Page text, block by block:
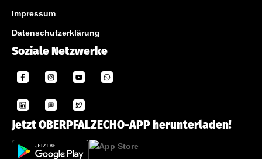
Impressum
Datenschutzerklärung
Soziale Netzwerke
Jetzt OBERPFALZECHO-APP herunterladen!